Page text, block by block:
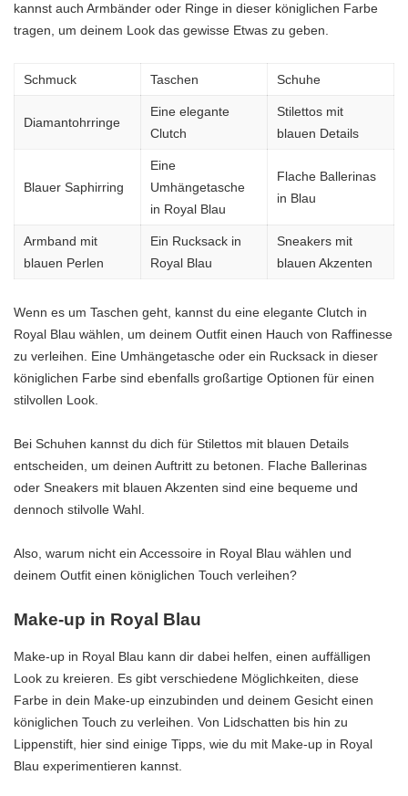
kannst auch Armbänder oder Ringe in dieser königlichen Farbe
tragen, um deinem Look das gewisse Etwas zu geben.
Schmuck Taschen Schuhe
Diamantohrringe
Eine elegante
Clutch
Stilettos mit
blauen Details
Blauer Saphirring
Eine
Umhängetasche
in Royal Blau
Flache Ballerinas
in Blau
Armband mit
blauen Perlen
Ein Rucksack in
Royal Blau
Sneakers mit
blauen Akzenten
Wenn es um Taschen geht, kannst du eine elegante Clutch in
Royal Blau wählen, um deinem Outfit einen Hauch von Raffinesse
zu verleihen. Eine Umhängetasche oder ein Rucksack in dieser
königlichen Farbe sind ebenfalls großartige Optionen für einen
stilvollen Look.
Bei Schuhen kannst du dich für Stilettos mit blauen Details
entscheiden, um deinen Auftritt zu betonen. Flache Ballerinas
oder Sneakers mit blauen Akzenten sind eine bequeme und
dennoch stilvolle Wahl.
Also, warum nicht ein Accessoire in Royal Blau wählen und
deinem Outfit einen königlichen Touch verleihen?
Make-up in Royal Blau
Make-up in Royal Blau kann dir dabei helfen, einen auffälligen
Look zu kreieren. Es gibt verschiedene Möglichkeiten, diese
Farbe in dein Make-up einzubinden und deinem Gesicht einen
königlichen Touch zu verleihen. Von Lidschatten bis hin zu
Lippenstift, hier sind einige Tipps, wie du mit Make-up in Royal
Blau experimentieren kannst.